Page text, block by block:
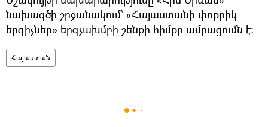
նախագծի շրջանակում` «Հայաստանի փոքրիկ
երգիչներ» երգչախմբի շենքի հիմքը ամրացումն է։
Հայաստան